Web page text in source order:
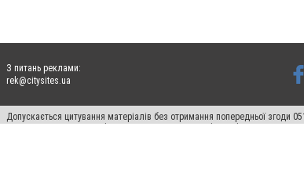
З питань реклами:
rek@citysites.ua
Допускається цитування матеріалів без отримання попередньої згоди
для пошукових систем гіперпосилання на цитовані статті не нижче